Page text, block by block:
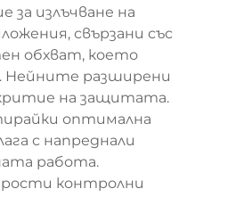
за излъчване на
свързани със
обхват, което
Нейните разширени
на защитата.
оптимална
с напреднали
работа.
контролни